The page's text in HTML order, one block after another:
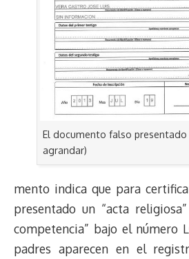
El documento falso presentado
agrandar)
mento indica que para
presentado un “acta
competencia” bajo el número
padres aparecen en el